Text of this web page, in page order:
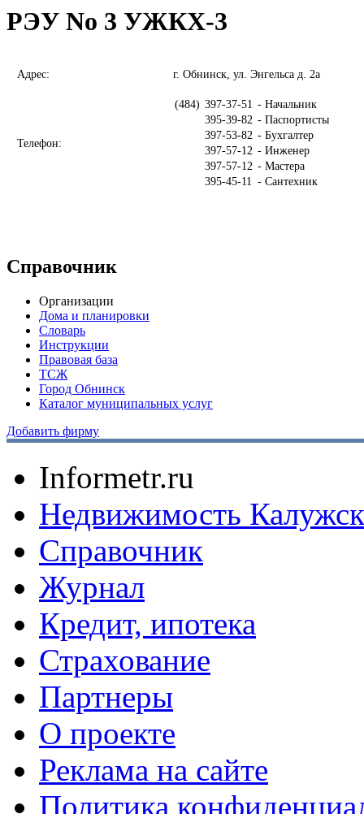
РЭУ No 3 УЖКХ-3
Адрес: г. Обнинск, ул. Энгельса д. 2а
Телефон:
(484) 397-37-51 - Начальник
395-39-82 - Паспортисты
397-53-82 - Бухгалтер
397-57-12 - Инженер
397-57-12 - Мастера
395-45-11 - Сантехник
Справочник
Организации
Дома и планировки
Словарь
Инструкции
Правовая база
ТСЖ
Город Обнинск
Каталог муниципальных услуг
Добавить фирму
Informetr.ru
Недвижимость
Справочник
Журнал
Кредит, ипотека
Страхование
Партнеры
O проекте
Реклама на сайте
Политика